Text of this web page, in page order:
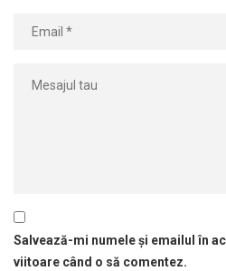
Salvează-mi numele și emailul în
viitoare când o să comentez.